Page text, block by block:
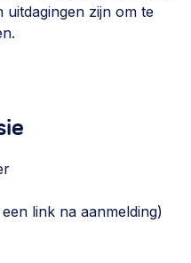
zijn om te
link na aanmelding)